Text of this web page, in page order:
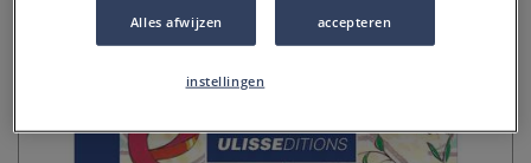
Alles afwijzen accepteren
instellingen